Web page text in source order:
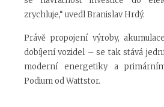
zrychluje,“ uvedl Branislav Hrdý.
Právě propojení výroby,
dobíjení vozidel – se tak stává
moderní energetiky a
Podium od Wattstor.